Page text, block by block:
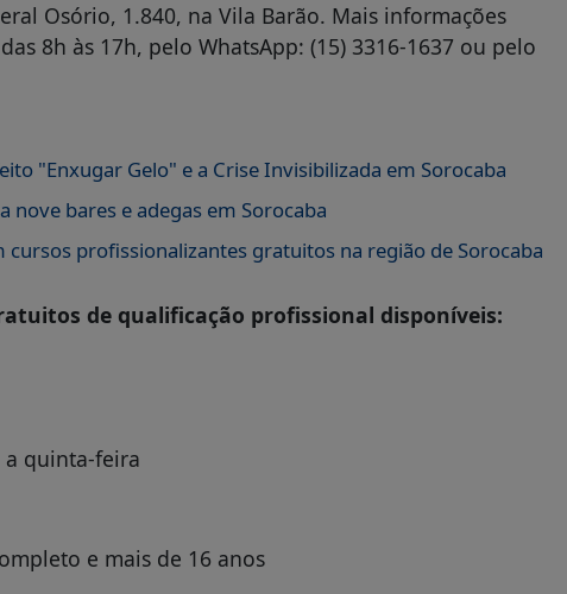
Osório, 1.840, na Vila Barão. Mais informações
8h às 17h, pelo WhatsApp: (15) 3316-1637 ou pelo
"Enxugar Gelo" e a Crise Invisibilizada em Sorocaba
nove bares e adegas em Sorocaba
cursos profissionalizantes gratuitos na região de Sorocaba
de qualificação profissional disponíveis:
a quinta-feira
e mais de 16 anos